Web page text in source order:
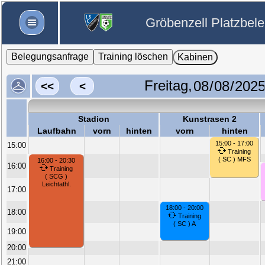
Gröbenzell
Belegungsanfrage Training löschen Kabinen
<< < Freitag,
Stadion Kunstrasen 2
Laufbahn
vorn hinten vorn hinten
15:00
15:00 - 17:00
Training
( SC ) MFS
16:00
16:00 - 20:30
Training
( SCG )
Leichtathl.
17:00
18:00
18:00 - 20:00
Training
( SC ) A
19:00
20:00
21:00